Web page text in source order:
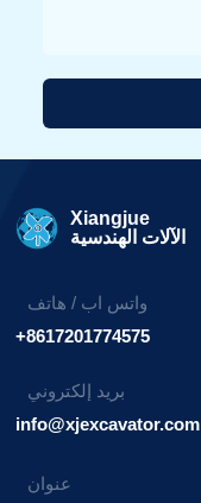
Xiangjue
الآلات الهندسية
واتس اب / هاتف
+8617201774575
بريد إلكتروني
info@xjexcavator.com
عنوان